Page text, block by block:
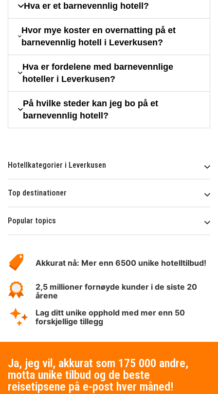
Hva er et barnevennlig hotell?
Hvor mye koster en overnatting på et
barnevennlig hotell i Leverkusen?
Hva er fordelene med barnevennlige
hoteller i Leverkusen?
På hvilke steder kan jeg bo på et
barnevennlig hotell?
Hotellkategorier i Leverkusen
Top destinationer
Popular topics
Hotelspecials
Akkurat nå: Mer enn 6500 unike hotelltilbud!
2,5 millioner fornøyde kunder i de siste 20
årene
Lag ditt unike opphold med mer enn 50
forskjellige tillegg
Ja, jeg vil, akkurat som 175 000 andre,
motta unike tilbud og de beste
reisetipsene på e-post hver måned!